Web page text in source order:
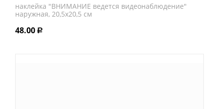
наклейка "ВНИМАНИЕ ведется видеонаблюдение"
наружная, 20,5х20,5 см
48.00 Р